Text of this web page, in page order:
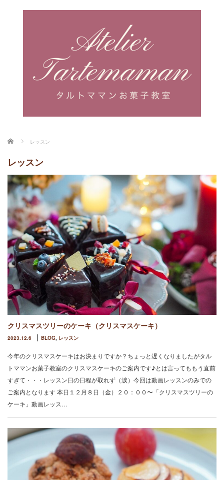
ホーム レッスン
レッスン
クリスマスツリーのケーキ（クリスマスケーキ）
2023.12.6 BLOG, レッスン
今年のクリスマスケーキはお決まりですか？ちょっと遅くなりましたがタル
トママンお菓子教室のクリスマスケーキのご案内です♪とは言ってももう直前
すぎて・・・レッスン日の日程が取れず（涙）今回は動画レッスンのみでの
ご案内となります 本日１２月８日（金）２０：００〜「クリスマスツリーの
ケーキ」動画レッス…